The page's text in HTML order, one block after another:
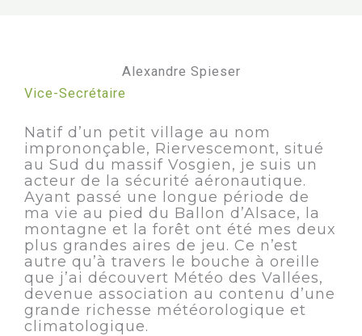
Alexandre Spieser
Vice-Secrétaire
Natif d’un petit village au nom
imprononçable, Riervescemont, situé
au Sud du massif Vosgien, je suis un
acteur de la sécurité aéronautique.
Ayant passé une longue période de
ma vie au pied du Ballon d’Alsace, la
montagne et la forêt ont été mes deux
plus grandes aires de jeu. Ce n’est
autre qu’à travers le bouche à oreille
que j’ai découvert Météo des Vallées,
devenue association au contenu d’une
grande richesse météorologique et
climatologique.